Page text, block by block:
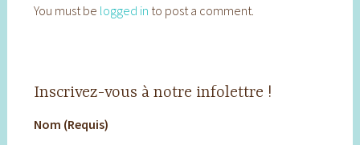
You must be logged in to post a comment.
Inscrivez-vous à notre infolettre !
Nom (Requis)